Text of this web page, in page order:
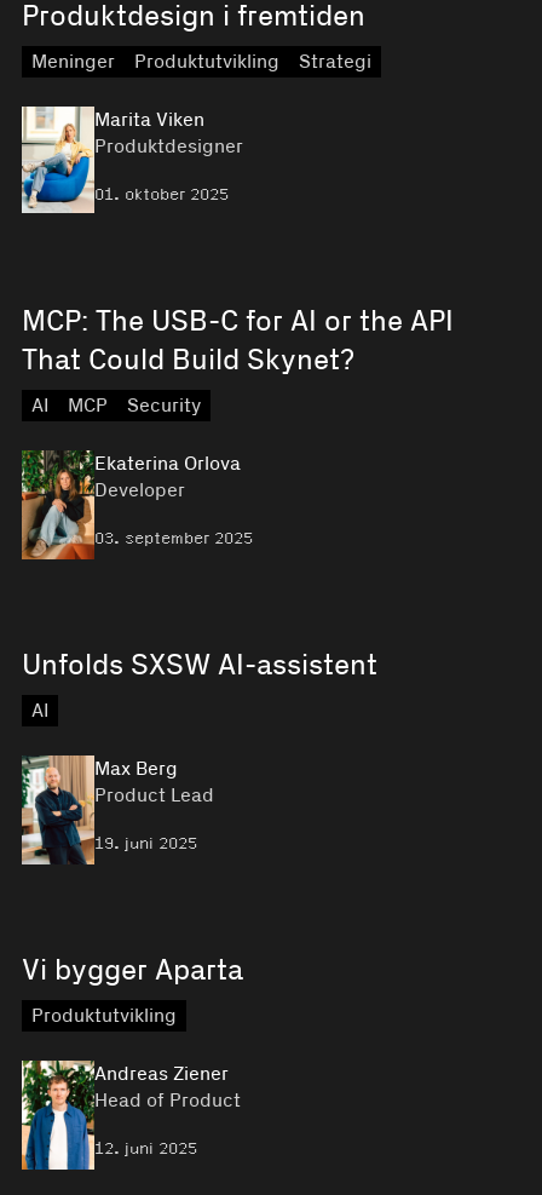
Produktdesign i fremtiden
Meninger Produktutvikling Strategi
Marita Viken
Produktdesigner
01. oktober 2025
MCP: The USB-C for AI or the API
That Could Build Skynet?
AI MCP Security
Ekaterina Orlova
Developer
03. september 2025
Unfolds SXSW AI-assistent
AI
Max Berg
Product Lead
19. juni 2025
Vi bygger Aparta
Produktutvikling
Andreas Ziener
Head of Product
12. juni 2025